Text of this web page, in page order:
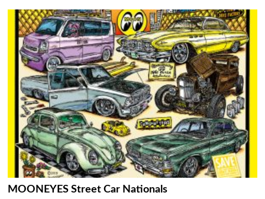
MOONEYES Street Car Nationals